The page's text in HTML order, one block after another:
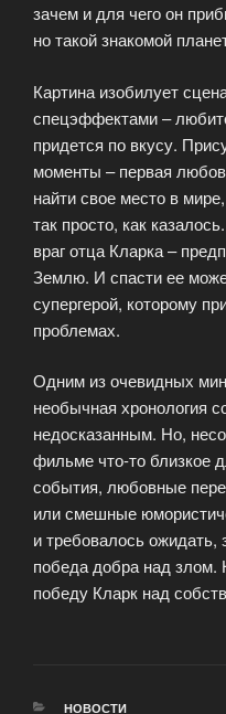
зачем и для чего он
но такой знакомой
Картина изобилует
спецэффектами –
придется по вкусу.
моменты – первая
найти свое место в
так просто, как
враг отца Кларка –
Землю. И спасти ее
супергерой, которому
проблемах.
Одним из очевидных
необычная хронология
недосказанным. Но,
фильме что-то близкое
события, любовные
или смешные
и требовалось ожидать,
победа добра над
победу Кларк над
РУБРИКИ
НОВОСТИ